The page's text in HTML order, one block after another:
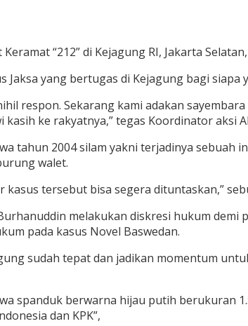
“212” di Kejagung RI, Jakarta
Jaksa yang bertugas di Kejagung bagi
respon. Sekarang kami adakan
ke rakyatnya,” tegas Koordinator aksi
tahun 2004 silam yakni terjadinya sebuah
walet.
kasus tersebut bisa segera dituntaskan,”
melakukan diskresi hukum
pada kasus Novel Baswedan.
sudah tepat dan jadikan momentum
spanduk berwarna hijau putih
dan KPK”,